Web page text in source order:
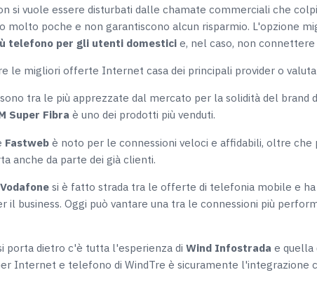
si vuole essere disturbati dalle chamate commerciali che
molto poche e non garantiscono alcun risparmio. L'opzione
telefono per gli utenti domestici e, nel caso, non
le migliori offerte Internet casa dei principali provider o
sono tra le più apprezzate dal mercato per la solidità del
Super Fibra è uno dei prodotti più venduti.
Fastweb è noto per le connessioni veloci e affidabili, oltre
anche da parte dei già clienti.
Vodafone si è fatto strada tra le offerte di telefonia mobile e
business. Oggi può vantare una tra le connessioni più
porta dietro c'è tutta l'esperienza di Wind Infostrada e quella
Internet e telefono di WindTre è sicuramente